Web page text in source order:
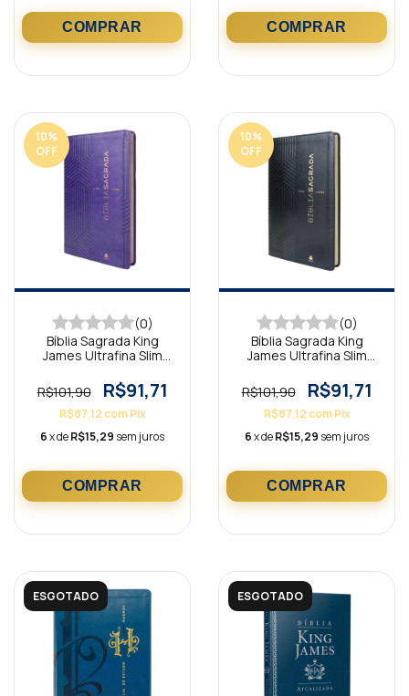
10%
OFF
(0)
Bíblia Sagrada King
James Ultrafina Slim
R$101,90
R$91,71
R$87,12 com Pix
6x deR$15,29 sem juros
10%
OFF
(0)
Bíblia Sagrada King
James Ultrafina Slim
R$101,90
R$91,71
R$87,12 com Pix
6x deR$15,29 sem juros
ESGOTADO ESGOTADO